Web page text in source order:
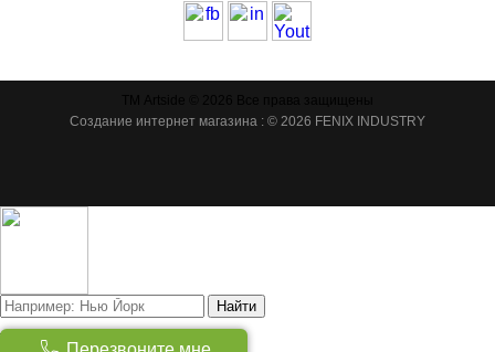
Создание интернет магазина : © 2026 FENIX INDUSTRY
Найти
Товаров: 0)